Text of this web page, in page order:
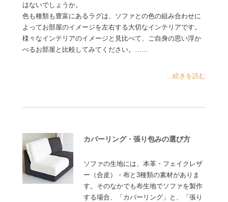
はないでしょうか。
色も種類も豊富にあるラグは、ソファとの色の組み合わせに
よってお部屋のイメージを左右する大切なインテリアです。
様々なインテリアのイメージと見比べて、ご自身の思い浮か
べるお部屋と比較してみてください。……
...続きを読む
カバーリング・張り包みの選び方
ソファの生地には、本革・フェイクレザ
ー（合皮）・布と3種類の素材がありま
す。そのなかでも布生地でソファを製作
する場合、「カバーリング」と、「張り